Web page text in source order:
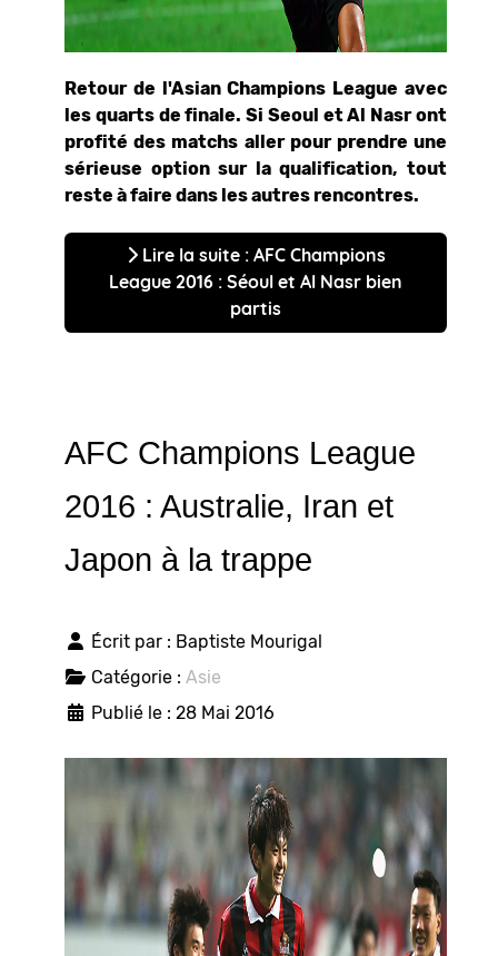
Retour de l'Asian Champions League avec
les quarts de finale. Si Seoul et Al Nasr ont
profité des matchs aller pour prendre une
sérieuse option sur la qualification, tout
reste à faire dans les autres rencontres.
Lire la suite : AFC Champions
League 2016 : Séoul et Al Nasr bien
partis
AFC Champions League
2016 : Australie, Iran et
Japon à la trappe
Écrit par : Baptiste Mourigal
Catégorie : Asie
Publié le : 28 Mai 2016